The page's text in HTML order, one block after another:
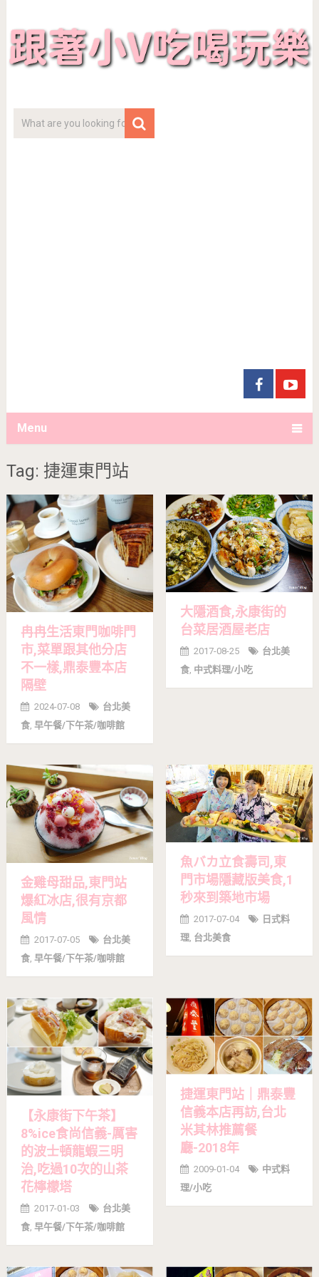
Menu
Tag: 捷運東門站
冉冉生活東門咖啡門
市,菜單跟其他分店
不一樣,鼎泰豐本店
隔壁
2024-07-08
台北美
食, 早午餐/下午茶/咖啡館
大隱酒食,永康街的
台菜居酒屋老店
2017-08-25
台北美
食, 中式料理/小吃
金雞母甜品,東門站
爆紅冰店,很有京都
風情
2017-07-05
台北美
食, 早午餐/下午茶/咖啡館
魚バカ立食壽司,東
門市場隱藏版美食,1
秒來到築地市場
2017-07-04
日式料
理, 台北美食
【永康街下午茶】
8%ice食尚信義-厲害
的波士頓龍蝦三明
治,吃過10次的山茶
花檸檬塔
2017-01-03
台北美
食, 早午餐/下午茶/咖啡館
捷運東門站｜鼎泰豐
信義本店再訪,台北
米其林推薦餐
廳-2018年
2009-01-04
中式料
理/小吃